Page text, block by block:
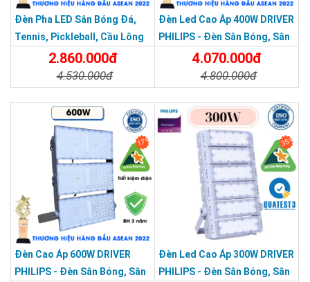
Chi Nhánh Đồng Nai: 2394 Quốc Lộ 1K, Phường Hoá An, TP.
Biên Hoà, Tỉnh Đồng Nai
Chi Nhánh BR-VT: 477 Cách Mạng Tháng 8, P.Phước Nguyên,
TP. Bà Rịa, Vũng Tàu
Chi Nhánh Hà Nội: P914 Tòa Nhà CT4C/X2 KĐT Bắc Linh Đàm
- Hoàng Mai - Hà Nội.
Đèn Pha LED Sân Bóng Đá,
Tennis, Pickleball, Cầu Lông
Module 400w2.860.000đ
4.530.000đ
Đèn Led Cao Áp 400W DRIVER
PHILIPS - Đèn Sân Bóng, Sân
Pickleball Module 400W
4.070.000đ
4.800.000đ
17%
Đèn Cao Áp 600W DRIVER
PHILIPS - Đèn Sân Bóng, Sân
35%
Đèn Led Cao Áp 300W DRIVER
PHILIPS - Đèn Sân Bóng, Sân